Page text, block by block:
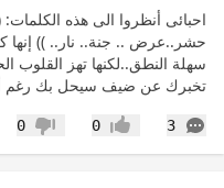
احبائى أنظروا الى هذه
حشر..عرض .. جنة.. نار.. )) إنها
سهلة النطق..لكنها تهز
تخبرك عن ضيف سيحل بك رغم
3
التعليقات إعجاب0 عدم إعجاب
0